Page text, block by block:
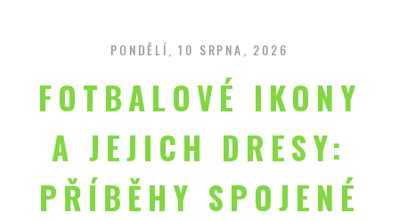
content
PONDĚLÍ, 10 SRPNA, 2026
FOTBALOVÉ IKONY
A JEJICH DRESY:
PŘÍBĚHY SPOJENÉ